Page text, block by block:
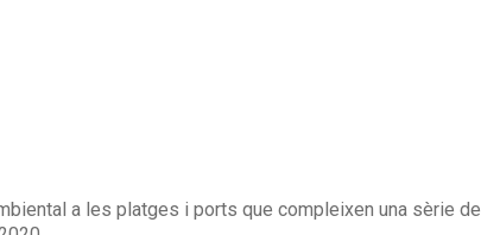
a les platges i ports que compleixen una sèrie de